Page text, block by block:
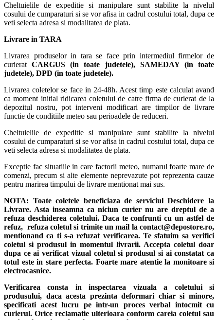
Cheltuielile de expeditie si manipulare sunt stabilite la nivelul
cosului de cumparaturi si se vor afisa in cadrul costului total, dupa ce
veti selecta adresa si modalitatea de plata.
Livrare in TARA
Livrarea produselor in tara se face prin intermediul firmelor de
curieratCARGUS (in toate judetele),
SAMEDAY (in toate
judetele), DPD (in toate judetele).
Livrarea coletelor se face in 24-48h. Acest timp este calculat avand
ca moment initial ridicarea coletului de catre firma de curierat de la
depozitul nostru, pot interveni modificari are timpilor de livrare
functie de conditiile meteo sau perioadele de reduceri.
Cheltuielile de expeditie si manipulare sunt stabilite la nivelul
cosului de cumparaturi si se vor afisa in cadrul costului total, dupa ce
veti selecta adresa si modalitatea de plata.
Exceptie fac situatiile in care factorii meteo, numarul foarte mare de
comenzi, precum si alte elemente neprevazute pot reprezenta cauze
pentru marirea timpului de livrare mentionat mai sus.
NOTA: Toate coletele beneficiaza de serviciul Deschidere la
Livrare. Asta inseamna ca niciun curier nu are dreptul de a
refuza deschiderea coletului. Daca te confrunti cu un astfel de
refuz, refuza coletul si trimite un mail la contact@depostore.ro,
mentionand ca ti s-a refuzat verificarea. Te sfatuim sa verifici
coletul si produsul in momentul livrarii. Accepta coletul doar
dupa ce ai verificat vizual coletul si produsul si ai constatat ca
totul este in stare perfecta. Foarte mare atentie la monitoare si
electrocasnice.
Verificarea consta in inspectarea vizuala a coletului si
produsului, daca acesta prezinta deformari chiar si minore,
specificati acest lucru pe intr-un proces verbal intocmit cu
curierul. Orice reclamatie ulterioara conform careia coletul sau